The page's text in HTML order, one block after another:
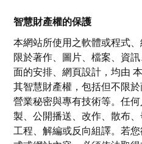
智慧財產權的保護
本網站所使用之軟體或程式
限於著作、圖片、檔案、資
面的安排、網頁設計，均由
其智慧財產權，包括但不限於
營業秘密與專有技術等。任
製、公開播送、改作、散布
工程、解編或反向組譯。若